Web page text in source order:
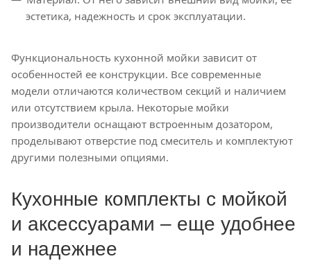
эстетика, надежность и срок эксплуатации.
Функциональность кухонной мойки зависит от
особенностей ее конструкции. Все современные
модели отличаются количеством секций и наличием
или отсутствием крыла. Некоторые мойки
производители оснащают встроенным дозатором,
проделывают отверстие под смеситель и комплектуют
другими полезными опциями.
Кухонные комплекты с мойкой
и аксессуарами – еще удобнее
и надежнее